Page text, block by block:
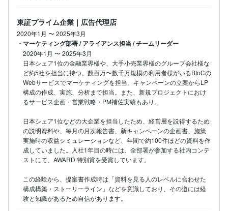
東証プライム企業｜広告代理店
2020年1月 〜2025年3月
・マーケティング部署 / アライアンス担当 / チームリーダー
2020年1月 〜2025年3月
日本シェア1位の金融業界様や、大手小売業界様のグループ会社様な
ど約5社を担当に持つ。数百万〜数千万規模の利用者様がいるBtoCの
Webサービスでマーケティングを担当。キャンペーンの立案からLP
構成の作成、実施、分析まで担当。また、新規プロジェクトにおけ
るサービス企画・営業戦略・PM補佐実績もあり。
日本シェア1位などの大企業を担当したため、経営層を説得するため
の説明資料や、毎月の月次報告書、新キャンペーンの企画書、施策
実施時の収益シミュレーションなど、年間で約100件ほどの資料を作
成していました。入社1年目の時には、全部署が参加する社内コンテ
ストにて、AWARD 特別賞を受賞しています。
この経験から、提案書作成時は「資料を見る人のレベルに合わせた
構成構築・ストーリーライン」などを意識しており、その道には経
験と知識があるため自信があります。